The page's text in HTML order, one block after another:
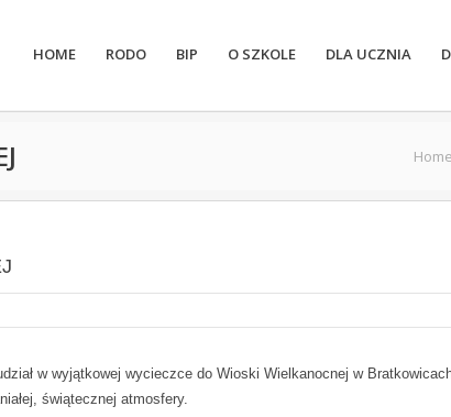
HOME RODO BIP O SZKOLE DLA UCZNIA
Home
w wyjątkowej wycieczce do Wioski Wielkanocnej w
świątecznej atmosfery.